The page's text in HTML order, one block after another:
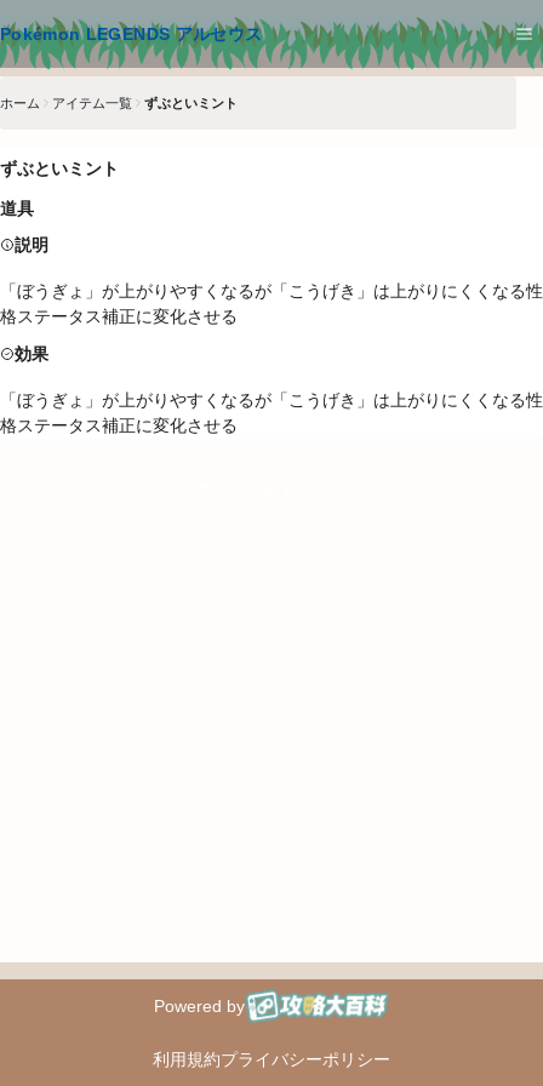
Pokémon LEGENDS アルセウス
メインコンテンツへスキップ
ホーム アイテム一覧 ずぶといミント
ずぶといミント
道具
説明
「ぼうぎょ」が上がりやすくなるが「こうげき」は上がりにくくなる性
格ステータス補正に変化させる
効果
「ぼうぎょ」が上がりやすくなるが「こうげき」は上がりにくくなる性
格ステータス補正に変化させる
Powered by
攻略大百科
利用規約プライバシーポリシー